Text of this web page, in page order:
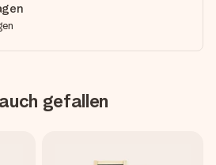
gefallen